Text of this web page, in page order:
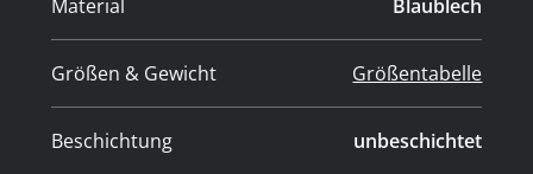
Material Blaublech
Größen & Gewicht Größentabelle
Beschichtung unbeschichtet